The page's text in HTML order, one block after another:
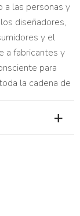
a las personas y
diseñadores,
y el
a fabricantes y
para
la cadena de